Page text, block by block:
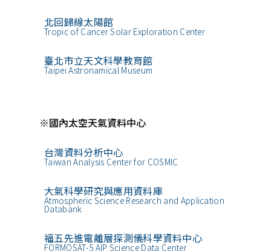
北回歸線太陽館
Tropic of Cancer Solar Exploration Center
臺北市立天文科學教育館
Taipei Astronamical Museum
※國內太空天氣資料中心
台灣資料分析中心
Taiwan Analysis Center for COSMIC
大氣科學研究與應用資料庫
Atmospheric Science Research and Application
Databank
福五先進電離層探測儀科學資料中心
FORMOSAT-5 AIP Science Data Center